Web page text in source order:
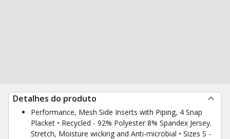
Detalhes do produto
Performance, Mesh Side Inserts with Piping, 4 Snap
Placket • Recycled - 92% Polyester 8% Spandex Jersey.
Stretch, Moisture wicking and Anti-microbial • Sizes S -